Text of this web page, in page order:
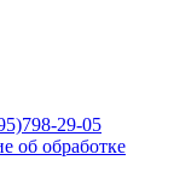
29-05
об обработке